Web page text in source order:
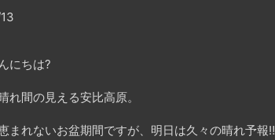
にちは?
れ間の見える安比高原。
まれないお盆期間ですが、明日は久々の晴れ予報‼️